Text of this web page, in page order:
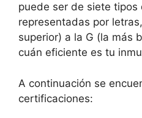
puede ser de siete tipos
representadas por
superior) a la G (la más
cuán eficiente es tu
A continuación se
certificaciones: